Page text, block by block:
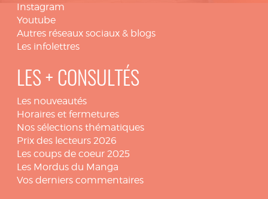
Instagram
Youtube
Autres réseaux sociaux & blogs
Les infolettres
LES + CONSULTÉS
Les nouveautés
Horaires et fermetures
Nos sélections thématiques
Prix des lecteurs 2026
Les coups de coeur 2025
Les Mordus du Manga
Vos derniers commentaires